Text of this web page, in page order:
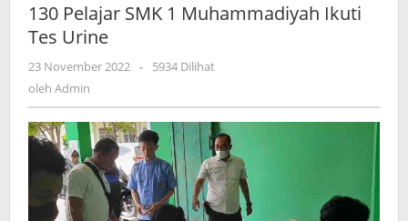
1
130 Pelajar SMK 1 Muhammadiyah Ikuti
Tes Urine
23 November 2022 oleh
-
5934 Dilihat
oleh Admin